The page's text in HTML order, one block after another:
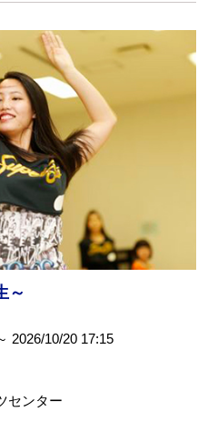
～
2026/10/20 17:15
センター